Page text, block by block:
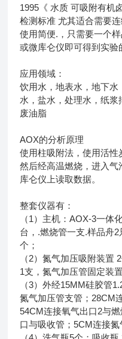
1995《 水质 可吸附有机
检测标准 尤其适合需要
使用简便.，只需要一个
或微库仑仪即可得到实验
应用领域：
饮用水，地表水，地下
水，盐水，处理水，纸
废油脂
AOX的分析原理
使用柱吸附法，使用活性
然后经高温燃烧，进入
库仑仪上读取数据。
整套仪器有：
（1）主机：AOX-3一体
台，.燃烧管一支.样品舟
个；
（2）氮气加压吸附装置
1支，氮气加压管固定装
（3）外经15MM硅胶管
氮气加压管支管；28CM
54CM连接氧气出口2与
口与吸收管；5CM连接氮